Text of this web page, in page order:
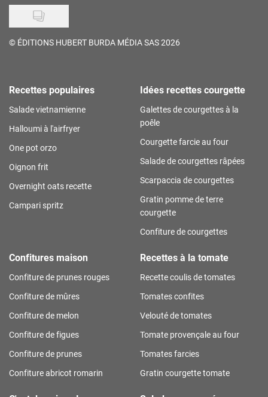
© ÉDITIONS HUBERT BURDA MÉDIA SAS 2026
Recettes populaires
Salade vietnamienne
Halloumi à l'airfryer
One pot orzo
Oignon frit
Overnight oats recette
Campari spritz
Idées recettes courgette
Galettes de courgettes à la
poêle
Courgette farcie au four
Salade de courgettes râpées
Scarpaccia de courgettes
Gratin pomme de terre
courgette
Confiture de courgettes
Confitures maison
Confiture de prunes rouges
Confiture de mûres
Confiture de melon
Confiture de figues
Confiture de prunes
Confiture abricot romarin
Recettes à la tomate
Recette coulis de tomates
Tomates confites
Velouté de tomates
Tomate provençale au four
Tomates farcies
Gratin courgette tomate